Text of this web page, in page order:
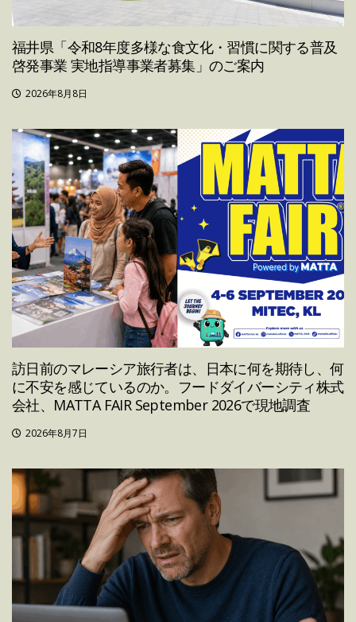
福井県「令和8年度多様な食文化・習慣に関する普及
啓発事業 実地指導事業者募集」のご案内
2026年8月8日
訪日前のマレーシア旅行者は、日本に何を期待し、何
に不安を感じているのか。フードダイバーシティ株式
会社、MATTA FAIR September 2026で現地調査
2026年8月7日